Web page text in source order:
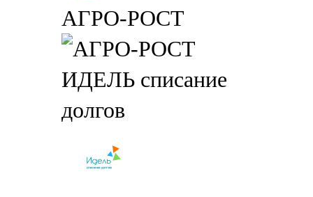
АГРО-РОСТ
ИДЕЛЬ списание
долгов